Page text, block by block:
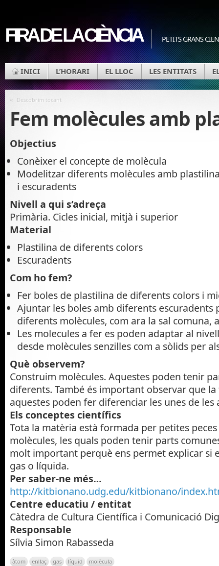
FIRA DE LA CIÈNCIA PETITS GRANS
INICI L’HORARI EL LLOC LES ENTITATS
« Descobrim tocant
Fem molècules amb
Objectius
Conèixer el concepte de molècula
Modelitzar diferents molècules amb
i escuradents
Nivell a qui s’adreça
Primària. Cicles inicial, mitjà i superior
Material
Plastilina de diferents colors
Escuradents
Com ho fem?
Fer boles de plastilina de diferents colors i
Ajuntar les boles amb diferents escuradents
diferents molècules, com ara la sal comuna,
Les molecules a fer es poden adaptar al
desde molècules senzilles com a sòlids per
Què observem?
Construim molècules. Aquestes poden tenir
diferents. També és important observar que
aquestes poden fer diferenciar les unes de les
Els conceptes científics
Tota la matèria està formada per petites
molècules, les quals poden tenir parts
molt important perquè ens permet explicar si
gas o líquida.
Per saber-ne més…
http://kitbionano.udg.edu/kitbionano/
Centre educatiu / entitat
Càtedra de Cultura Científica i Comunicació
Responsable
Sílvia Simon Rabasseda
àtom enllaç gas líquid molècula